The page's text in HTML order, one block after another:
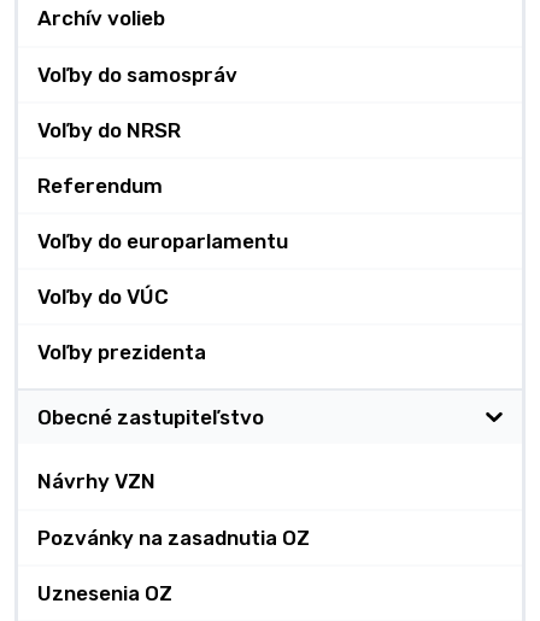
Archív volieb
Voľby do samospráv
Voľby do NRSR
Referendum
Voľby do europarlamentu
Voľby do VÚC
Voľby prezidenta
Obecné zastupiteľstvo
Návrhy VZN
Pozvánky na zasadnutia OZ
Uznesenia OZ